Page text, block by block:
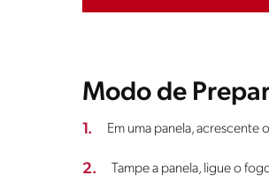
Modo de
1. Em uma panela, acrescente
2. Tampe a panela, ligue o